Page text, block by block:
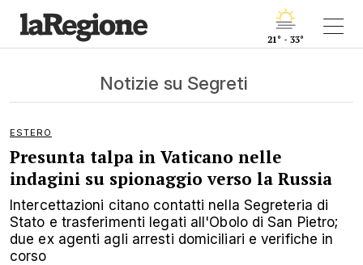
21° - 33°
Notizie su Segreti
ESTERO
Presunta talpa in Vaticano nelle
indagini su spionaggio verso la Russia
Intercettazioni citano contatti nella Segreteria di
Stato e trasferimenti legati all'Obolo di San Pietro;
due ex agenti agli arresti domiciliari e verifiche in
corso